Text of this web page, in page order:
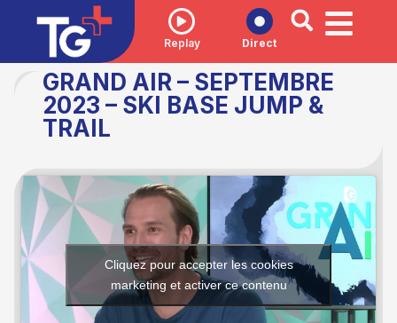
Replay Direct
GRAND AIR – SEPTEMBRE
2023 – SKI BASE JUMP &
TRAIL
Cliquez pour accepter les cookies
marketing et activer ce contenu